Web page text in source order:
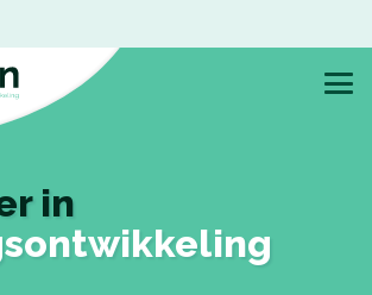
in